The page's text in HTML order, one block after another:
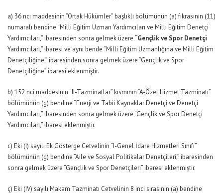
a) 36 ncı maddesinin “Ortak Hükümler” başlıklı bölümünün (a) fıkrasının (11)
numaralı bendine “Milli Eğitim Uzman Yardımcıları ve Milli Eğitim Denetçi
Yardımcıları,” ibaresinden sonra gelmek üzere “Gençlik ve Spor Denetçi
Yardımcıları,” ibaresi ve aynı bende “Milli Eğitim Uzmanlığına ve Milli Eğitim
Denetçiliğine,” ibaresinden sonra gelmek üzere “Gençlik ve Spor
Denetçiliğine” ibaresi eklenmiştir.
b) 152 nci maddesinin “II-Tazminatlar” kısmının “A-Özel Hizmet Tazminatı”
bölümünün (g) bendine “Enerji ve Tabii Kaynaklar Denetçi ve Denetçi
Yardımcıları,” ibaresinden sonra gelmek üzere “Gençlik ve Spor Denetçi
Yardımcıları,” ibaresi eklenmiştir.
c) Eki (I) sayılı Ek Gösterge Cetvelinin “I-Genel İdare Hizmetleri Sınıfı”
bölümünün (g) bendine “Aile ve Sosyal Politikalar Denetçileri,” ibaresinden
sonra gelmek üzere “Gençlik ve Spor Denetçileri” ibaresi eklenmiştir.
ç) Eki (IV) sayılı Makam Tazminatı Cetvelinin 8 inci sırasının (a) bendine